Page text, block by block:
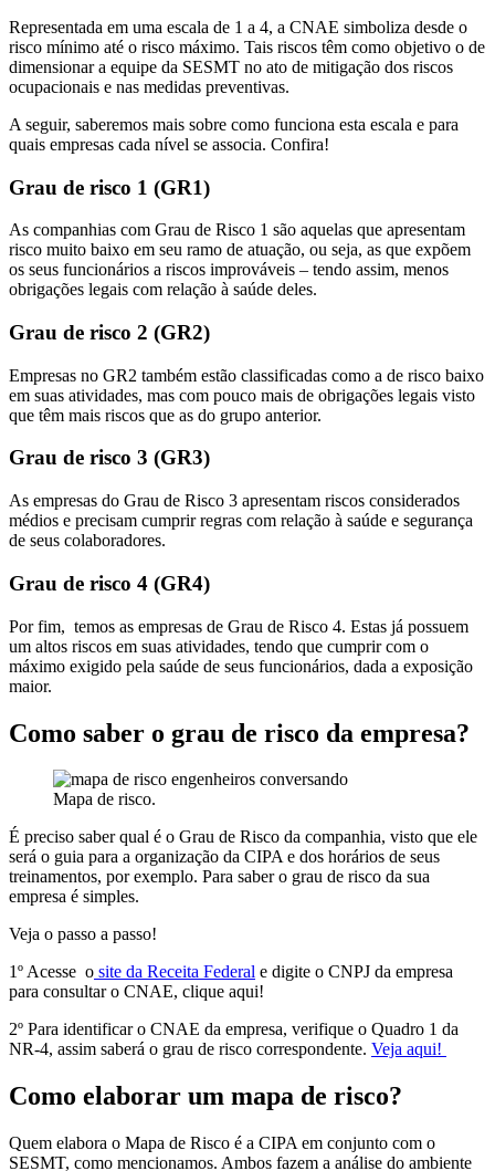
Representada em uma escala de 1 a 4, a CNAE simboliza desde o
risco mínimo até o risco máximo. Tais riscos têm como objetivo o de
dimensionar a equipe da SESMT no ato de mitigação dos riscos
ocupacionais e nas medidas preventivas.
A seguir, saberemos mais sobre como funciona esta escala e para
quais empresas cada nível se associa. Confira!
Grau de risco 1 (GR1)
As companhias com Grau de Risco 1 são aquelas que apresentam
risco muito baixo em seu ramo de atuação, ou seja, as que expõem
os seus funcionários a riscos improváveis – tendo assim, menos
obrigações legais com relação à saúde deles.
Grau de risco 2 (GR2)
Empresas no GR2 também estão classificadas como a de risco baixo
em suas atividades, mas com pouco mais de obrigações legais visto
que têm mais riscos que as do grupo anterior.
Grau de risco 3 (GR3)
As empresas do Grau de Risco 3 apresentam riscos considerados
médios e precisam cumprir regras com relação à saúde e segurança
de seus colaboradores.
Grau de risco 4 (GR4)
Por fim, temos as empresas de Grau de Risco 4. Estas já possuem
um altos riscos em suas atividades, tendo que cumprir com o
máximo exigido pela saúde de seus funcionários, dada a exposição
maior.
Como saber o grau de risco da empresa?
Mapa de risco.
É preciso saber qual é o Grau de Risco da companhia, visto que ele
será o guia para a organização da CIPA e dos horários de seus
treinamentos, por exemplo. Para saber o grau de risco da sua
empresa é simples.
Veja o passo a passo!
1º Acesse o site da Receita Federal e digite o CNPJ da empresa
para consultar o CNAE, clique aqui!
2º Para identificar o CNAE da empresa, verifique o Quadro 1 da
NR-4, assim saberá o grau de risco correspondente. Veja aqui!
Como elaborar um mapa de risco?
Quem elabora o Mapa de Risco é a CIPA em conjunto com o
SESMT, como mencionamos. Ambos fazem a análise do ambiente